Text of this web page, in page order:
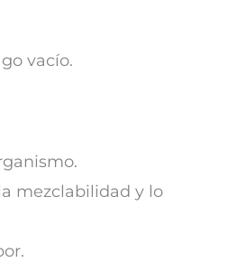
vacío.
mezclabilidad y lo